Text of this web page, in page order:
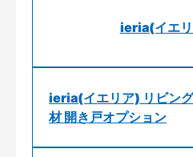
ieria(イエ
ieria(イエリア) リビン
材 開き戸オプション